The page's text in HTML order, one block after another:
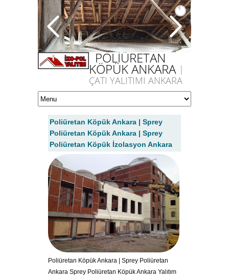
POLİÜRETAN
KÖPÜK ANKARA |
ÇATI YALITIMI ANKARA
Poliüretan Köpük Ankara | Sprey
Poliüretan Köpük Ankara | Sprey
Poliüretan Köpük İzolasyon Ankara
Poliüretan Köpük Ankara | Sprey Poliüretan
Ankara Sprey Poliüretan Köpük Ankara Yalıtım